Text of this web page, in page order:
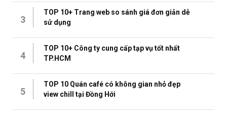
3
TOP 10+ Trang web so sánh giá đơn giản dễ
sử dụng
4
TOP 10+ Công ty cung cấp tạp vụ tốt nhất
TP.HCM
5
TOP 10 Quán café có không gian nhỏ đẹp
view chill tại Đồng Hới